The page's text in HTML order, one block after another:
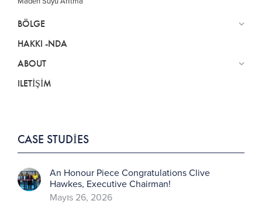
BÖLGE
HAKKI -NDA
ABOUT
ILETIŞIM
CASE STUDIES
An Honour Piece Congratulations Clive
Hawkes, Executive Chairman!
Mayıs 26, 2026